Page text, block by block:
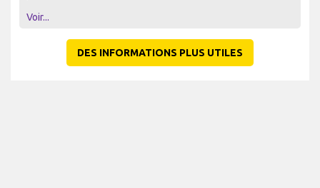
Voir...
DES INFORMATIONS PLUS UTILES